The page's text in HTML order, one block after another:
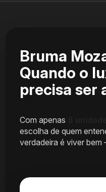
Bruma
Quando o
precisa ser
Com apenas
escolha de quem
verdadeira é viver